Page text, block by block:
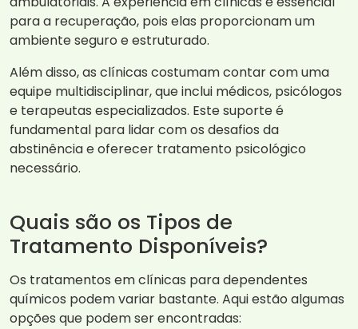
para a recuperação, pois elas proporcionam um
ambiente seguro e estruturado.
Além disso, as clínicas costumam contar com uma
equipe multidisciplinar, que inclui médicos, psicólogos
e terapeutas especializados. Este suporte é
fundamental para lidar com os desafios da
abstinência e oferecer tratamento psicológico
necessário.
Quais são os Tipos de
Tratamento Disponíveis?
Os tratamentos em clínicas para dependentes
químicos podem variar bastante. Aqui estão algumas
opções que podem ser encontradas: